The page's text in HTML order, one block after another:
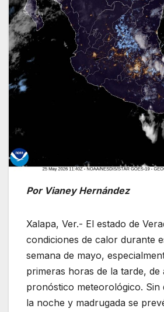
Por Vianey Hernández
Xalapa, Ver.- El estado de
condiciones de calor durante
semana de mayo,
primeras horas de la tarde,
pronóstico meteorológico. Sin
la noche y madrugada se